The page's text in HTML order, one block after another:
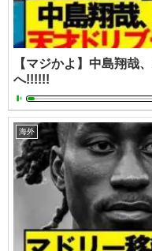
【マジかよ】中島翔哉
へ!!!!!!
海外